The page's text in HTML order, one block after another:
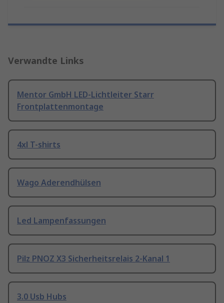
Verwandte Links
Mentor GmbH LED-Lichtleiter Starr
Frontplattenmontage
4xl T-shirts
Wago Aderendhülsen
Led Lampenfassungen
Pilz PNOZ X3 Sicherheitsrelais 2-Kanal 1
3.0 Usb Hubs